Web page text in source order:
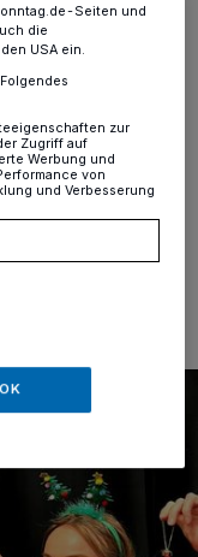
97-
– und
Seiten und
die
USA ein.
zur
Zugriff auf
Werbung und
von
und Verbesserung
OK